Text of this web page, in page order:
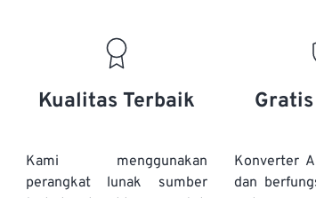
Kualitas Terbaik
Kami menggunakan
perangkat lunak sumber
Konverter
dan